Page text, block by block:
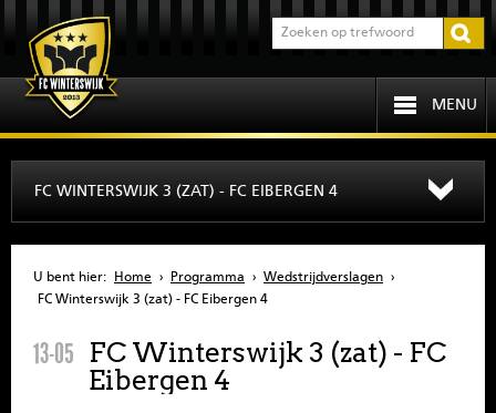
MENU
OVER FCW
INFORMATIE
FC WINTERSWIJK 3 (ZAT) - FC EIBERGEN 4
U bent hier: Home › Programma › Wedstrijdverslagen ›
FC Winterswijk 3 (zat) - FC Eibergen 4
13-05 FC Winterswijk 3 (zat) - FC
Eibergen 4